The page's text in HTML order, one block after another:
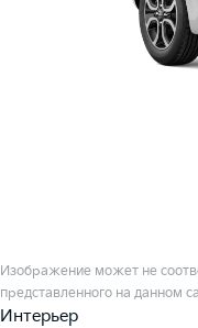
Изображение может не
представленного на данном
Интерьер